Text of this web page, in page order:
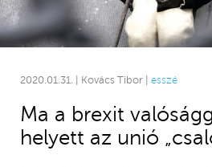
2020.01.31. | Kovács Tibor | esszé
Ma a brexit
helyett az unió